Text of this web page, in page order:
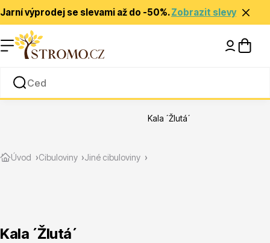
Jarní výprodej se slevami až do -50%.Zobrazit slevy
Rady a tipy
Zlevněné
Úvod Cibuloviny Jiné cibuloviny
Kala ´Žlutá´
Kala ´Žlutá´